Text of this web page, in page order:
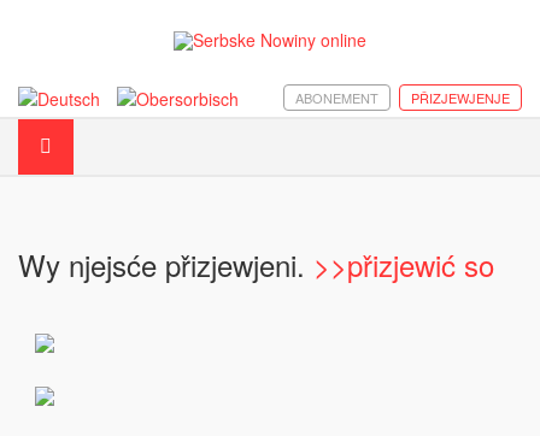
PŘIZJEWJENJE
ABONEMENT
Wy njejsće přizjewjeni. >>přizjewić so